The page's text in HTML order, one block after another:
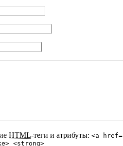
HTML-теги и атрибуты: <a
<strong>